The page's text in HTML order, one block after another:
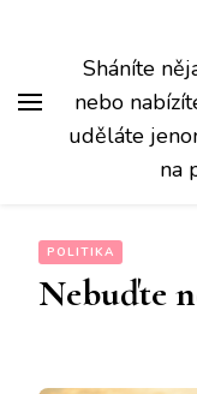
Sháníte
nebo
uděláte
na
POLITIKA
Nebuďte